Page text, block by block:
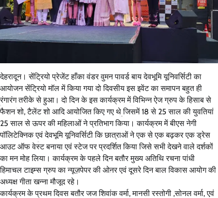
देहरादून। सेंट्रियो प्रेजेंट हाँका वंडर वुमन पावर्ड बाय देवभूमि यूनिवर्सिटी का
आयोजन सेंट्रियो मॉल में किया गया दो दिवसीय इस इवेंट का समापन बहुत ही
रंगारंग तरीके से हुआ। दो दिन के इस कार्यक्रम में विभिन्न ऐज ग्रुप के हिसाब से
फैशन शो, टैलेंट शो आदि आयोजित किए गए थे जिसमें 18 से 25 साल की युवतियां
25 साल से ऊपर की महिलाओं ने प्रतिभाग किया। कार्यक्रम में बीएस नेगी
पॉलिटेक्निक एवं देवभूमि यूनिवर्सिटी कि छात्राओं ने एक से एक बढ़कर एक ड्रेस
आउट ऑफ वेस्ट बनाया एवं स्टेज पर प्रदर्शित किया जिसे सभी देखने वाले दर्शकों
का मन मोह लिया। कार्यक्रम के पहले दिन बतौर मुख्य अतिथि रचना पांधी
हिमाचल टाइम्स ग्रुप का न्यूज़पेपर की ओनर एवं दूसरे दिन बाल विकास आयोग की
अध्यक्ष गीता खन्ना मौजूद रहे।
कार्यक्रम के प्रथम दिवस बतौर जज शिवांक वर्मा, मानसी रस्तोगी ,सोनल वर्मा, एवं